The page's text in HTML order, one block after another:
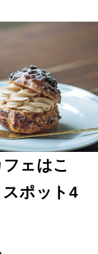
フェはこ
ポット4